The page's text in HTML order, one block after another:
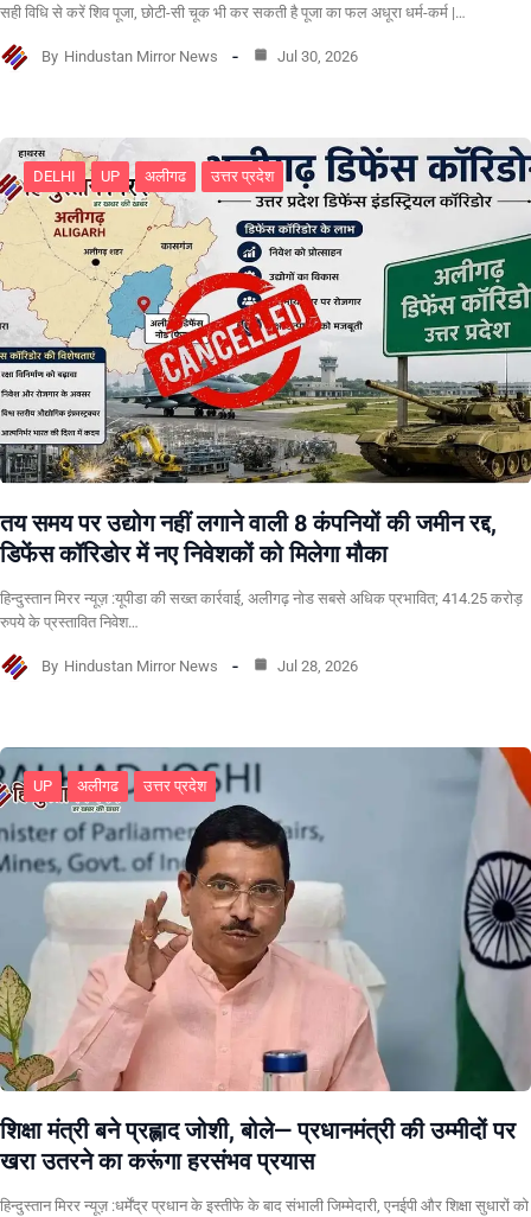
सही विधि से करें शिव पूजा, छोटी-सी चूक भी कर सकती है पूजा का फल अधूरा धर्म-कर्म |…
By Hindustan Mirror News Jul 30, 2026
DELHI UP अलीगढ उत्तर प्रदेश
तय समय पर उद्योग नहीं लगाने वाली 8 कंपनियों की जमीन रद्द,
डिफेंस कॉरिडोर में नए निवेशकों को मिलेगा मौका
हिन्दुस्तान मिरर न्यूज़ :यूपीडा की सख्त कार्रवाई, अलीगढ़ नोड सबसे अधिक प्रभावित; 414.25 करोड़
रुपये के प्रस्तावित निवेश…
By Hindustan Mirror News Jul 28, 2026
UP अलीगढ उत्तर प्रदेश
शिक्षा मंत्री बने प्रह्लाद जोशी, बोले— प्रधानमंत्री की उम्मीदों पर
खरा उतरने का करूंगा हरसंभव प्रयास
हिन्दुस्तान मिरर न्यूज़ :धर्मेंद्र प्रधान के इस्तीफे के बाद संभाली जिम्मेदारी, एनईपी और शिक्षा सुधारों को